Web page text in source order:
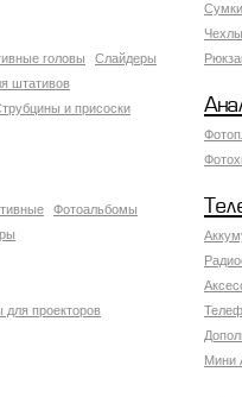
головы
Слайдеры
штативов
и присоски
Фотоальбомы
Мини
для проекторов